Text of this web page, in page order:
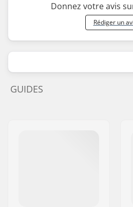
Donnez votre avis
Rédiger un
GUIDES